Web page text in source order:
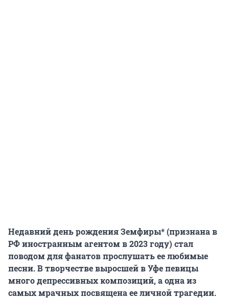
Недавний день рождения Земфиры* (признана в
РФ иностранным агентом в 2023 году) стал
поводом для фанатов прослушать ее любимые
песни. В творчестве выросшей в Уфе певицы
много депрессивных композиций, а одна из
самых мрачных посвящена ее личной трагедии.